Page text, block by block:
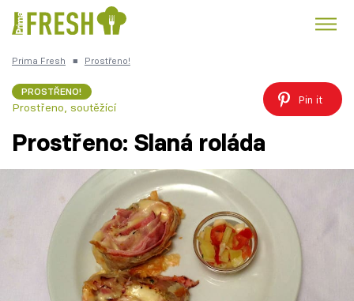
Česká kuchyně
Témata
Recepty
Články
Prima Fresh ■ Prostřeno!
PROSTŘENO!
Prostřeno, soutěžící
Pin it
Prostřeno: Slaná roláda